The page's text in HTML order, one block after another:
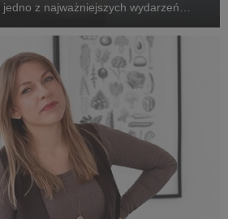
z najważniejszych wydarzeń
gości z kraju i zagranicy wokół ...